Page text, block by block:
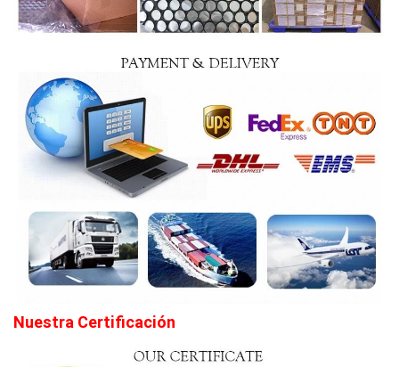
Nuestra Certificación